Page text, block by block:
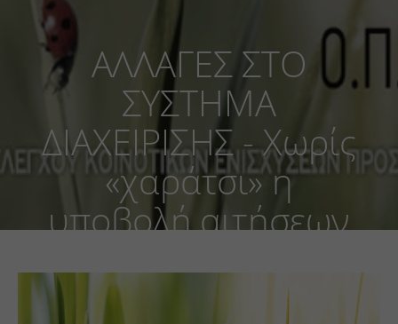
ΑΛΛΑΓΕΣ ΣΤΟ
ΣΥΣΤΗΜΑ
ΔΙΑΧΕΙΡΙΣΗΣ - Χωρίς
«χαράτσι» η
υποβολή αιτήσεων
για τις αγροτικές
επιδοτήσεις